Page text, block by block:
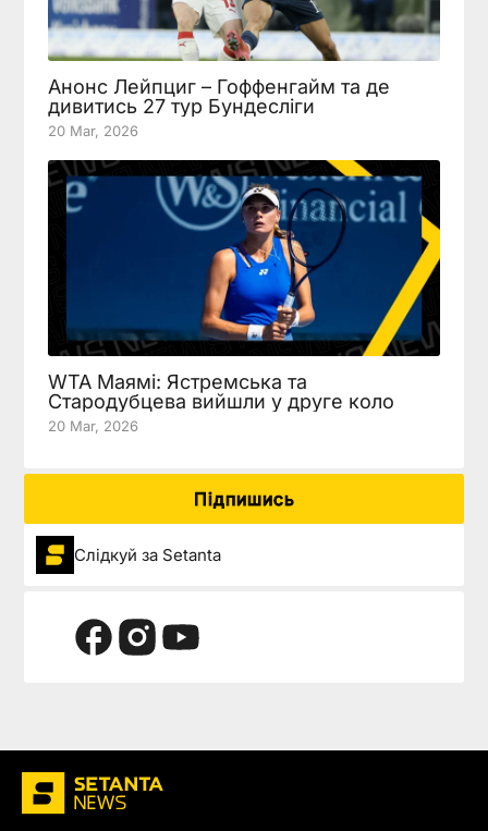
Анонс Лейпциг – Гоффенгайм та де
дивитись 27 тур Бундесліги
20 Mar, 2026
WTA Маямі: Ястремська та
Стародубцева вийшли у друге коло
20 Mar, 2026
Підпишись
Слідкуй за Setanta